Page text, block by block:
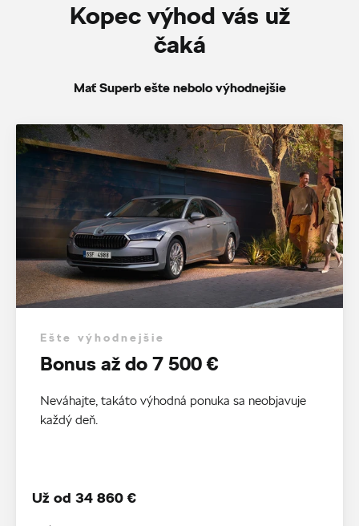
Kopec výhod vás už
čaká
Mať Superb ešte nebolo výhodnejšie
Ešte výhodnejšie
Bonus až do 7 500 €
Neváhajte, takáto výhodná ponuka sa neobjavuje
každý deň.
Už od 34 860 €